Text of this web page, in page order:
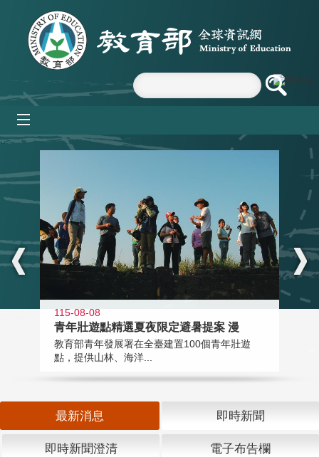
跳到主要內容區塊
:::
115-08-08
青年壯遊點精選夏夜限定避暑提案 漫
教育部青年發展署在全臺建置100個青年壯遊
點，提供山林、海洋...
最新消息 即時新聞
即時新聞澄清 電子布告欄